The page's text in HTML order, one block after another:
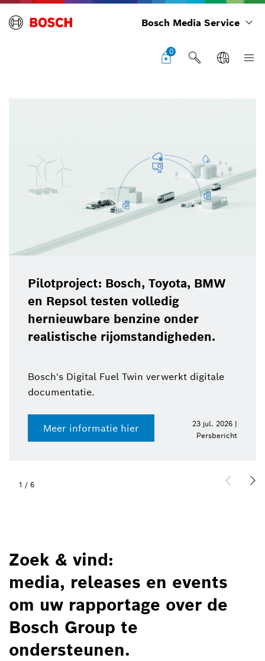
Bosch Media Service
0
Pilotproject: Bosch, Toyota, BMW
en Repsol testen volledig
hernieuwbare benzine onder
realistische rijomstandigheden.
Bosch's Digital Fuel Twin verwerkt digitale
documentatie.
Meer informatie hier
23 jul. 2026 |
Persbericht
1 / 6
Zoek & vind:
media, releases en events
om uw rapportage over de
Bosch Group te
ondersteunen.